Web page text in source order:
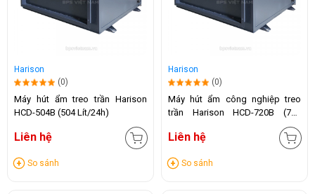
Harison
(0)
Máy hút ẩm treo trần Harison
HCD-504B (504 Lít/24h)
Liên hệ
So sánh
Harison
(0)
Máy hút ẩm công nghiệp treo
trần Harison HCD-720B (720
Liên hệ
So sánh